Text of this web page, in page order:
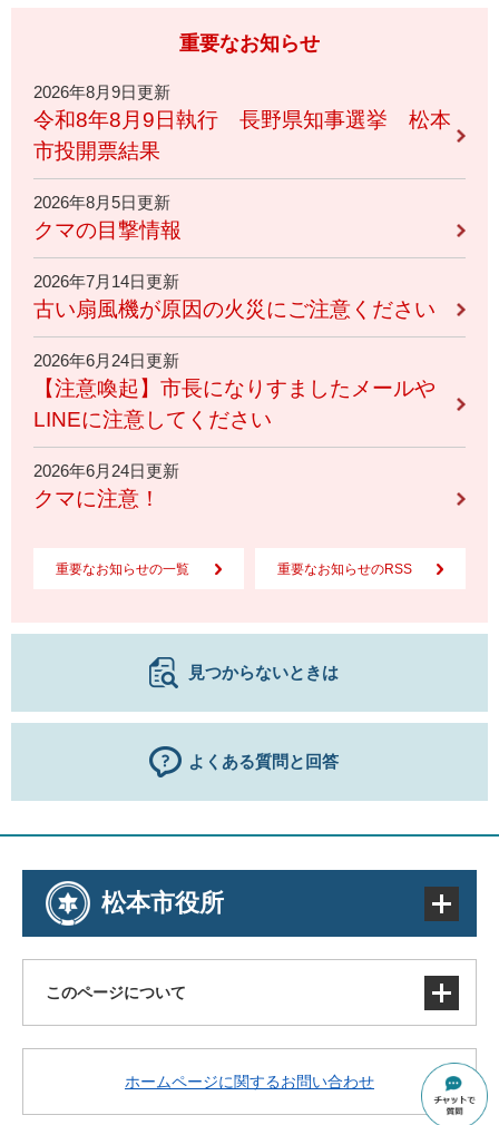
重要なお知らせ
2026年8月9日更新
令和8年8月9日執行 長野県知事選挙 松本
市投開票結果
2026年8月5日更新
クマの目撃情報
2026年7月14日更新
古い扇風機が原因の火災にご注意ください
2026年6月24日更新
【注意喚起】市長になりすましたメールや
LINEに注意してください
2026年6月24日更新
クマに注意！
重要なお知らせの一覧 重要なお知らせのRSS
見つからないときは
よくある質問と回答
松本市役所
このページについて
著作権・免責事項・リンク
ホームページに関するお問い合わせ